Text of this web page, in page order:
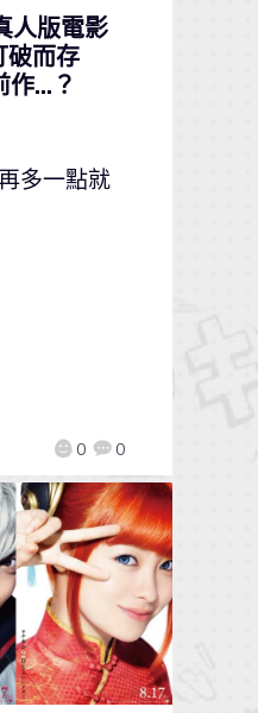
人版電影
破而存
作…？
0 0
多一點就